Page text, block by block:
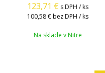
123,71 € s DPH / ks
100,58 € bez DPH / ks
Na sklade v Nitre